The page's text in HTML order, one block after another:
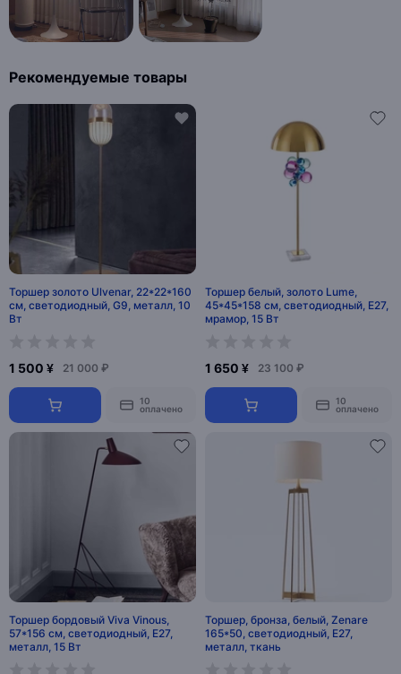
Рекомендуемые товары
Торшер золото Ulvenar, 22*22*160
см, светодиодный, G9, металл, 10
Вт
1 500 ¥ 21 000 ₽
10
оплачено
Торшер белый, золото Lume,
45*45*158 см, светодиодный, Е27,
мрамор, 15 Вт
1 650 ¥ 23 100 ₽
10
оплачено
Торшер бордовый Viva Vinous,
57*156 см, светодиодный, Е27,
металл, 15 Вт
Торшер, бронза, белый, Zenare
165*50, светодиодный, Е27,
металл, ткань